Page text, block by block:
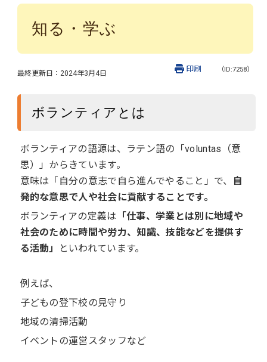
知る・学ぶ
最終更新日： 2024年3月4日 （ID:7258）
印刷
ボランティアとは
ボランティアの語源は、ラテン語の「voluntas（意
思）」からきています。
意味は「自分の意志で自ら進んでやること」で、
自
発的な意思で人や社会に貢献することです。
ボランティアの定義は 「仕事、学業とは別に地域や
社会のために時間や労力、知識、技能などを提供す
る活動」
といわれています。
例えば、
子どもの登下校の見守り
地域の清掃活動
イベントの運営スタッフなど